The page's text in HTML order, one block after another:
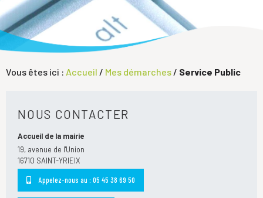
Vous êtes ici : Accueil / Mes démarches / Service Public
NOUS CONTACTER
Accueil de la mairie
19, avenue de l'Union
16710 SAINT-YRIEIX
Appelez-nous au : 05 45 38 69 50